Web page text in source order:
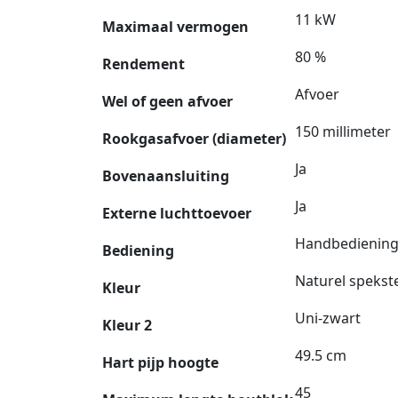
Maximaal vermogen 11 kW
Rendement 80 %
Wel of geen afvoer Afvoer
Rookgasafvoer (diameter) 150 millimeter
Bovenaansluiting Ja
Externe luchttoevoer Ja
Bediening Handbediening
Kleur Naturel
Kleur 2 Uni-zwart
Hart pijp hoogte 49.5 cm
45